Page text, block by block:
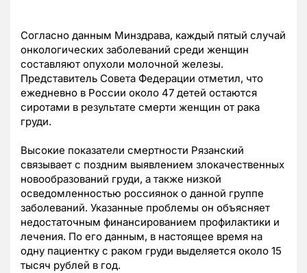
Согласно данным Минздрава, каждый пятый случай
онкологических заболеваний среди женщин
составляют опухоли молочной железы.
Представитель Совета Федерации отметил, что
ежедневно в России около 47 детей остаются
сиротами в результате смерти женщин от рака
груди.
Высокие показатели смертности Рязанский
связывает с поздним выявлением злокачественных
новообразований груди, а также низкой
осведомленностью россиянок о данной группе
заболеваний. Указанные проблемы он объясняет
недостаточным финансированием профилактики и
лечения. По его данным, в настоящее время на
одну пациентку с раком груди выделяется около 15
тысяч рублей в год.